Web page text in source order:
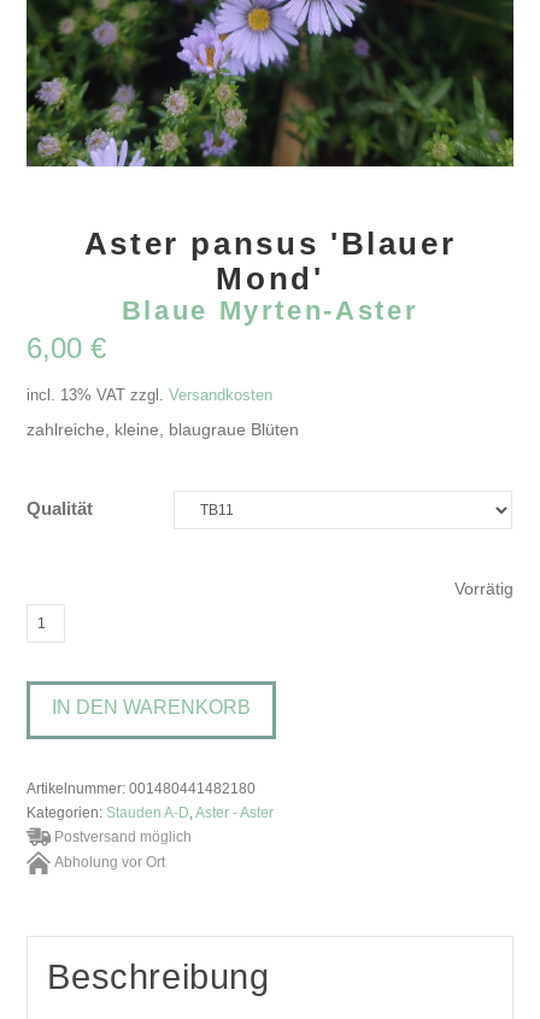
Aster pansus 'Blauer
Mond'
Blaue Myrten-Aster
6,00€
incl. 13% VAT zzgl.Versandkosten
zahlreiche, kleine, blaugraue Blüten
Qualität
Vorrätig
Aster
'Blauer
Mond'Blaue
Myrten-
Menge
IN DEN WARENKORB
Artikelnummer:001480441482180
Kategorien: Stauden A-D ,Aster - Aster
Postversand möglich
Abholung vor Ort
Beschreibung